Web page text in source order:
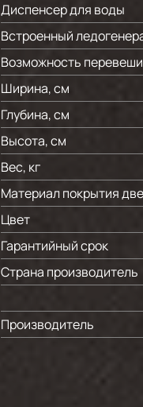
Диспенсер для воды
Встроенный
Возможность
Ширина, см
Глубина, см
Высота, см
Вес, кг
Материал покрытия
Цвет
Гарантийный срок
Страна производитель
Производитель